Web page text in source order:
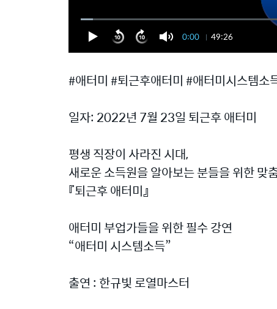
0:00 49:26
#애터미 #퇴근후애터미 #애터미시스템
일자: 2022년 7월 23일 퇴근후 애터미
평생 직장이 사라진 시대,
새로운 소득원을 알아보는 분들을 위한 맞
『퇴근후 애터미』
애터미 부업가들을 위한 필수 강연
“애터미 시스템소득”
출연 : 한규빛 로열마스터